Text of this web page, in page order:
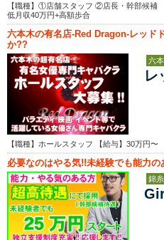
【職種】①店舗スタッフ ②店長・幹部候
低月収40万円+高額歩合
六本木の有名店-Red Dragon-レッド
か??
六
レ
【職種】ホールスタッフ 【給与】30万円〜
必要なのはやる気!!未経験でも能力の
錦